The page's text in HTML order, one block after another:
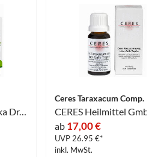
Dreluso-Pharmazeutika Dr.Elten & Sohn GmbH
CERES Heilmittel GmbH
ab 17,00 €
UVP 26.95 €*
inkl. MwSt.